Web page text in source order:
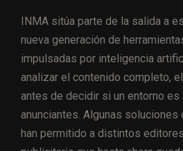
INMA sitúa parte de la salida a
nueva generación de
impulsadas por inteligencia
analizar el contenido completo,
antes de decidir si un entorno es
anunciantes. Algunas soluciones
han permitido a distintos